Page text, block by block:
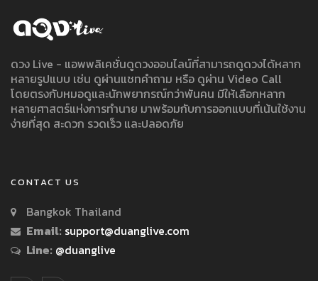
ดวง Live - แอพพลิเคชั่นดูดวงออนไลน์ที่สามารถดูดวงได้หลาก
หลายรูปแบบ เช่น ดูผ่านแชทคำถาม หรือ ดูผ่าน Video Call
โดยตรงกับหมอดูและนักพยากรณ์กว่าพันคน มีให้เลือกหลาก
หลายศาสตร์แห่งการทำนาย มาพร้อมกับการออกแบบที่เน้นใช้งาน
ง่ายที่สุด สะดวก รวดเร็ว และปลอดภัย
CONTACT US
Bangkok Thailand
Email: support@duanglive.com
Line: @duanglive